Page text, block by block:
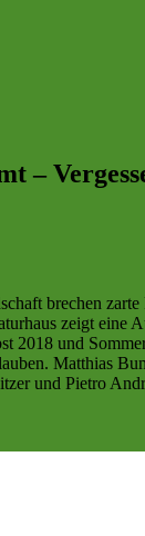
–
brechen
zeigt eine
2018 und
Matthias
und Pietro